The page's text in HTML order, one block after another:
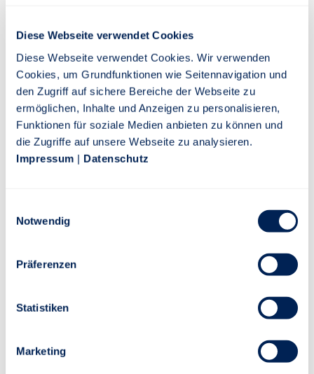
Diese Webseite verwendet Cookies
Diese Webseite verwendet Cookies. Wir verwenden
Cookies, um Grundfunktionen wie Seitennavigation und
den Zugriff auf sichere Bereiche der Webseite zu
ermöglichen, Inhalte und Anzeigen zu personalisieren,
Funktionen für soziale Medien anbieten zu können und
die Zugriffe auf unsere Webseite zu analysieren.
Impressum | Datenschutz
Notwendig
Präferenzen
Statistiken
Marketing
Per Post
Innerhalb der kommenden 5 Werktage erhalten Sie einen
Aktivierungscode per Post zugesendet.
Wir verwenden die bei uns hinterlegte Adresse.
Unter meine.stuttgarter.de/aktivieren geben Sie Ihren
Aktivierungscode ein und schließen die Registrierung ab.
Für diese Verträge können Sie sich im